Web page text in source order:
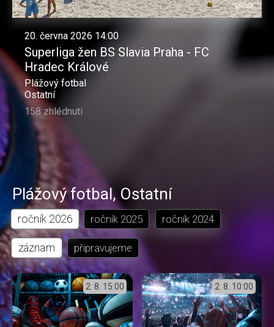
20. června 2026 14:00
Superliga žen BS Slavia Praha - FC
Hradec Králové
Plážový fotbal
Ostatní
158 zhlédnutí
Plážový fotbal, Ostatní
ročník 2026 ročník 2025 ročník 2024
záznam připravujeme
2. 8. 15:00 2. 8. 10:00